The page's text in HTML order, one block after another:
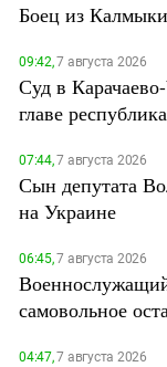
Боец из
09:42,7 августа 2026
Суд в
главе
07:44,7 августа 2026
Сын депутата
на Украине
06:45,7 августа 2026
самовольное
04:47,7 августа 2026